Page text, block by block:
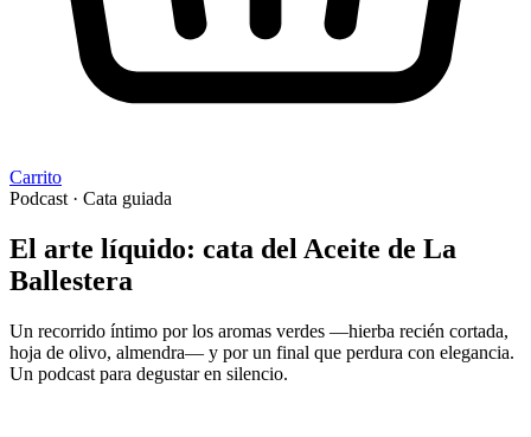
Carrito
Podcast · Cata guiada
El arte líquido: cata del Aceite de La
Ballestera
Un recorrido íntimo por los aromas verdes —hierba recién cortada,
hoja de olivo, almendra— y por un final que perdura con elegancia.
Un podcast para degustar en silencio.